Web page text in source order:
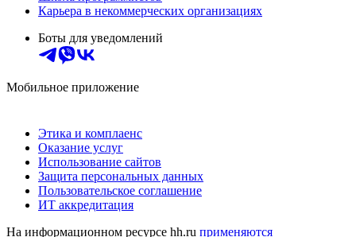
Карьера в некоммерческих организациях
Боты для уведомлений
Мобильное приложение
Этика и комплаенс
Оказание услуг
Использование сайтов
Защита персональных данных
Пользовательское соглашение
ИТ аккредитация
На информационном ресурсе hh.ru применяются